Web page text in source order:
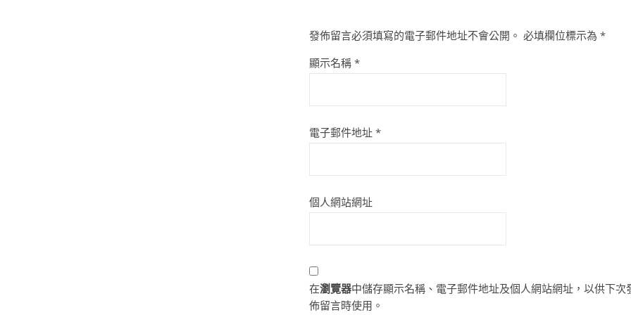
發佈留言必須填寫的電子郵件地址不會公開。 必填欄位標示為 *
顯示名稱 *
電子郵件地址 *
個人網站網址
在瀏覽器中儲存顯示名稱、電子郵件地址及個人網站網址，以供下次
佈留言時使用。